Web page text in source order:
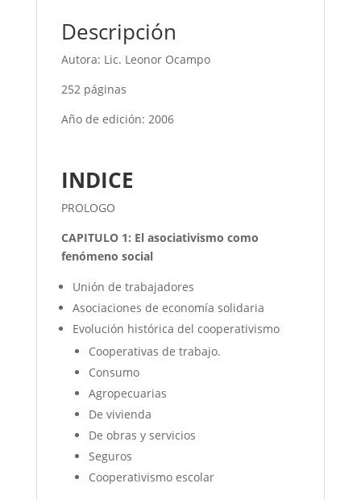
Descripción
Autora: Lic. Leonor Ocampo
252 páginas
Año de edición: 2006
INDICE
PROLOGO
CAPITULO 1: El asociativismo como
fenómeno social
Unión de trabajadores
Asociaciones de economía solidaria
Evolución histórica del cooperativismo
Cooperativas de trabajo.
Consumo
Agropecuarias
De vivienda
De obras y servicios
Seguros
Cooperativismo escolar